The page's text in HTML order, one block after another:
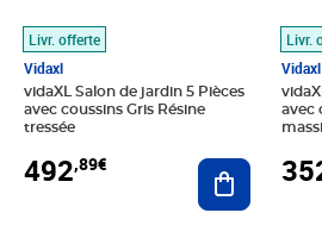
Livr. offerte
Vidaxl
vidaXL Salon de jardin 5 Pièces
avec coussins Gris Résine
tressée
492,89€ Ajouter au
Livr.
Vidaxl
avec